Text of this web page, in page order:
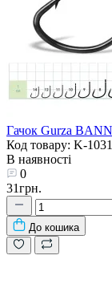
Гачок Gurza
Код товару: K-
В наявності
0
31грн.
До кошика